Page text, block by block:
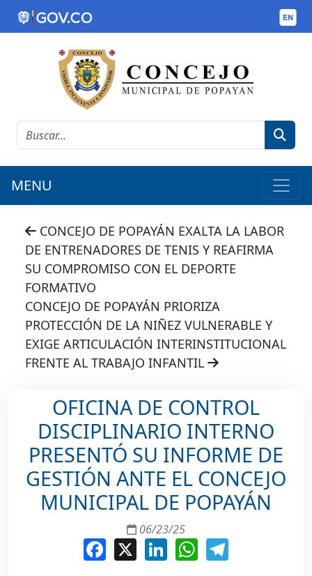
MENU
CONCEJO DE POPAYÁN EXALTA LA LABOR
DE ENTRENADORES DE TENIS Y REAFIRMA
SU COMPROMISO CON EL DEPORTE
FORMATIVO
CONCEJO DE POPAYÁN PRIORIZA
PROTECCIÓN DE LA NIÑEZ VULNERABLE Y
EXIGE ARTICULACIÓN INTERINSTITUCIONAL
FRENTE AL TRABAJO INFANTIL
OFICINA DE CONTROL
DISCIPLINARIO INTERNO
PRESENTÓ SU INFORME DE
GESTIÓN ANTE EL CONCEJO
MUNICIPAL DE POPAYÁN
06/23/25
Facebook LinkedInWhatsApp